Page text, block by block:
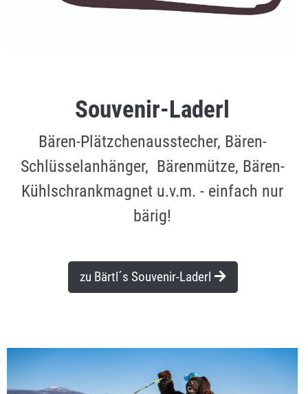
Souvenir-Laderl
Bären-Plätzchenausstecher, Bären-
Schlüsselanhänger, Bärenmütze, Bären-
Kühlschrankmagnet u.v.m. - einfach nur
bärig!
zu Bärtl´s Souvenir-Laderl